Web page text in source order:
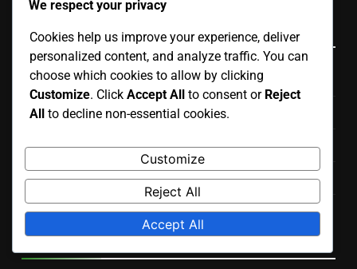
Brzi linkovi
Kolačići i praćenje
Korisnički Ugovor
O nama
Kontaktirajte nas
Politika privatnosti
Language
We respect your privacy
Cookies help us improve your experience, deliver
personalized content, and analyze traffic. You can
choose which cookies to allow by clicking
Customize. Click Accept All to consent or Reject
All to decline non-essential cookies.
Customize
Reject All
Accept All